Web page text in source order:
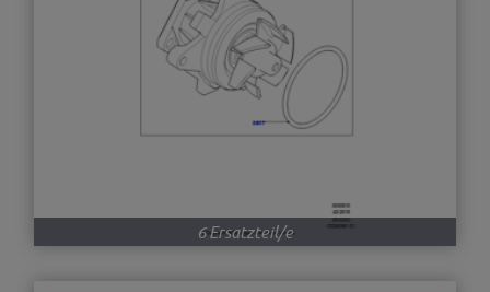
6 Ersatzteil/e